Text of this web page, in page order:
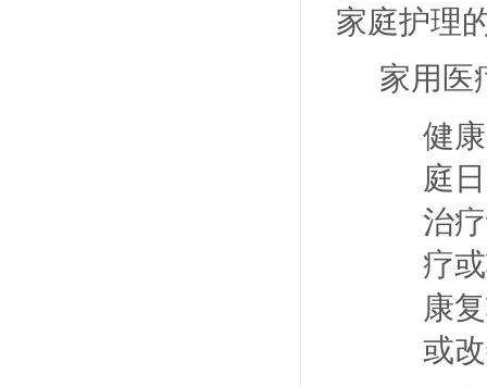
家庭护理
家用医
健
庭
治
疗
康
或